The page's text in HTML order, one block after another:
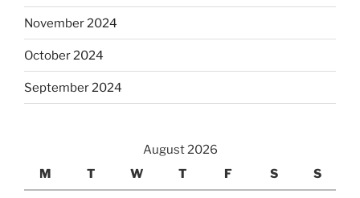
November 2024
October 2024
September 2024
August 2026
M
T W T F S S